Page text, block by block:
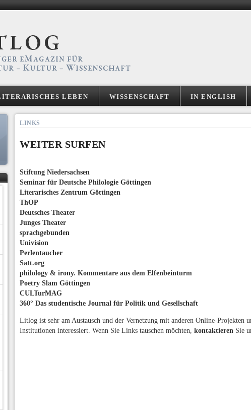
LEBEN WISSENSCHAFT IN ENGLISH
LINKS
WEITER SURFEN
Stiftung Niedersachsen
Seminar für Deutsche Philologie Göttingen
Literarisches Zentrum Göttingen
ThOP
Deutsches Theater
Junges Theater
sprachgebunden
Univision
Perlentaucher
Satt.org
philology & irony. Kommentare aus dem Elfenbeinturm
Poetry Slam Göttingen
CULTurMAG
360° Das studentische Journal für Politik und Gesellschaft
Litlog ist sehr am Austausch und der Vernetzung mit anderen Online-Projekten
Institutionen interessiert. Wenn Sie Links tauschen möchten, kontaktieren Sie